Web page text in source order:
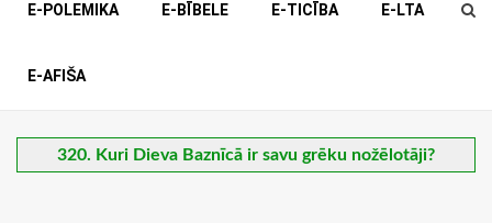
E-POLEMIKA E-BĪBELE E-TICĪBA E-LTA
E-AFIŠA
320. Kuri Dieva Baznīcā ir savu grēku nožēlotāji?